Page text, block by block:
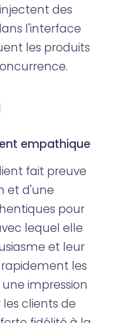
des
l'interface
les produits
empathique
fait preuve
et d'une
pour
lequel elle
et leur
les
impression
clients de